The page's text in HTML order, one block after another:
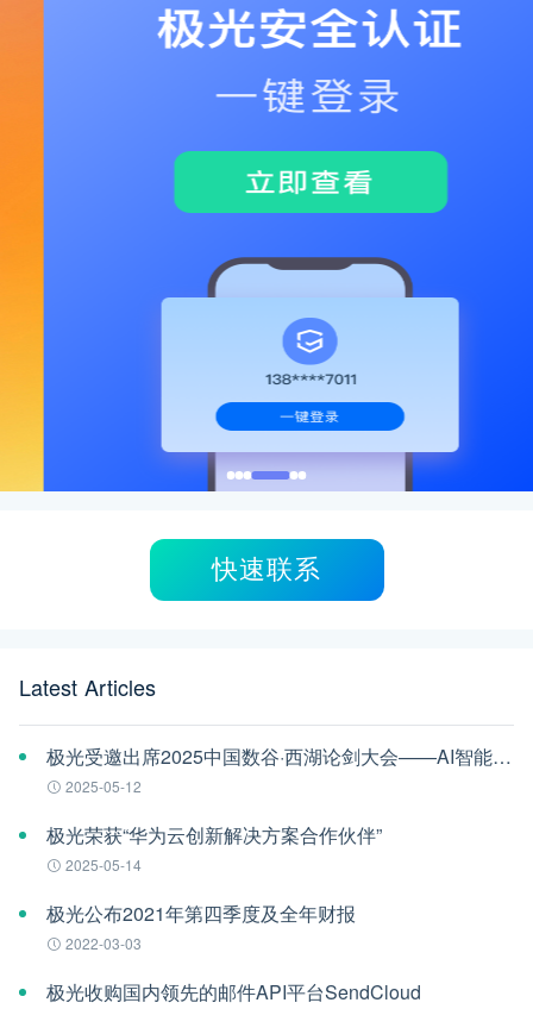
快速联系
Latest Articles
极光受邀出席2025中国数谷·西湖论剑大会——AI智能体应用与安全治理论坛
2025-05-12
极光荣获“华为云创新解决方案合作伙伴”
2025-05-14
极光公布2021年第四季度及全年财报
2022-03-03
极光收购国内领先的邮件API平台SendCloud